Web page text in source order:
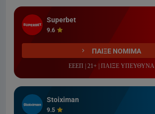
Superbet
9.6
ΠΑΙΞΕ ΝΟΜΙΜΑ
ΕΕΕΠ | 21+ | ΠΑΙΞΕ ΥΠΕΥΘΥΝΑ
Stoiximan
9.5